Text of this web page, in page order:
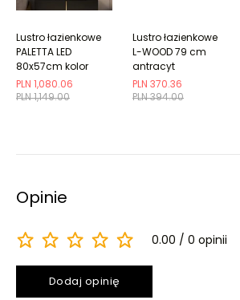
PLN 1,149.00
PLN 1,080.06
Lustro łazienkowe
PALETTA LED
80x57cm kolor
ramki do wyboru
PLN 394.00
PLN 370.36
Lustro łazienkowe
L-WOOD 79 cm
antracyt
Opinie
0.00 0 opinii
Dodaj opinię